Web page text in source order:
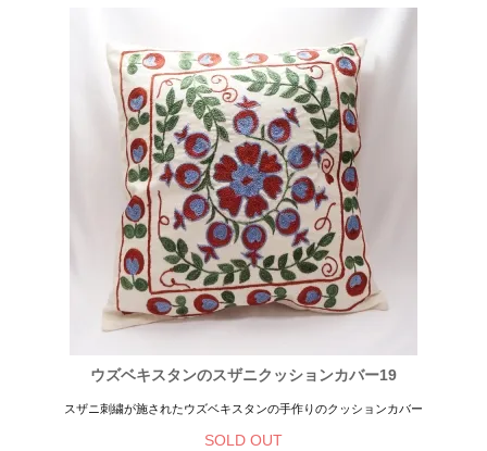
ウズベキスタンのスザニクッションカバー19
スザニ刺繍が施されたウズベキスタンの手作りのクッションカバー
SOLD OUT